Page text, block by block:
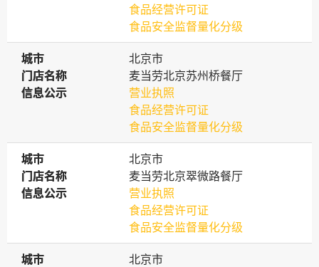
食品经营许可证
食品安全监督量化分级
城市
城市
北京市
门店名称
门店名称
麦当劳北京苏州桥餐厅
信息公示
信息公示
营业执照
食品经营许可证
食品安全监督量化分级
城市
城市
北京市
门店名称
门店名称
麦当劳北京翠微路餐厅
信息公示
信息公示
营业执照
食品经营许可证
食品安全监督量化分级
城市
城市
北京市